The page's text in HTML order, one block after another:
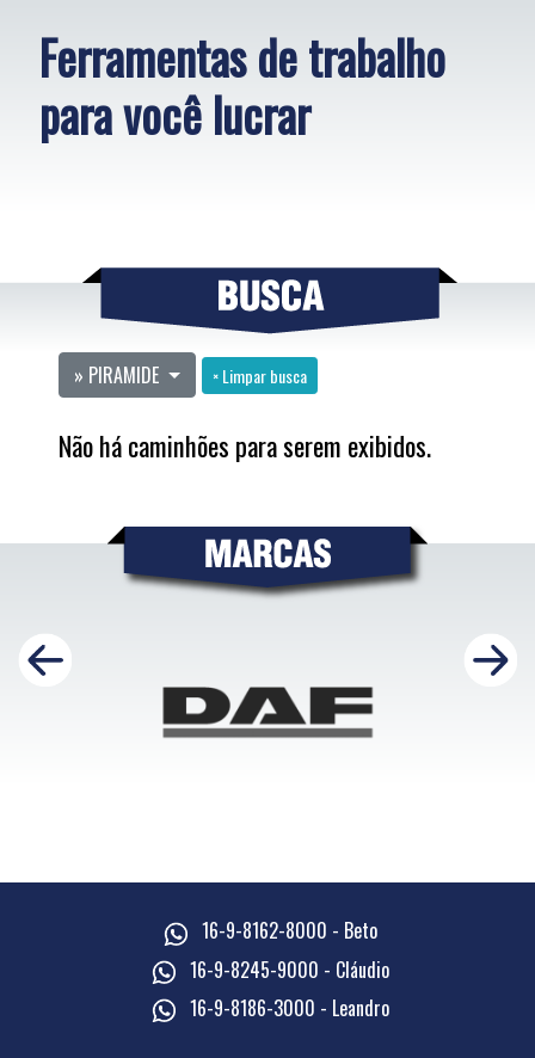
Ferramentas de trabalho
para você lucrar
» PIRAMIDE × Limpar busca
Não há caminhões para serem exibidos.
16-9-8162-8000 - Beto
16-9-8245-9000 - Cláudio
16-9-8186-3000 - Leandro